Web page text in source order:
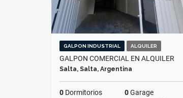
GALPON INDUSTRIAL ALQUILER
GALPON COMERCIAL EN ALQUILER
Salta, Salta, Argentina
0 Dormitorios 0Garage